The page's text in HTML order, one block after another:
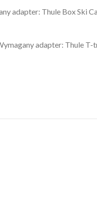
adapter: Thule Box Ski
adapter: Thule